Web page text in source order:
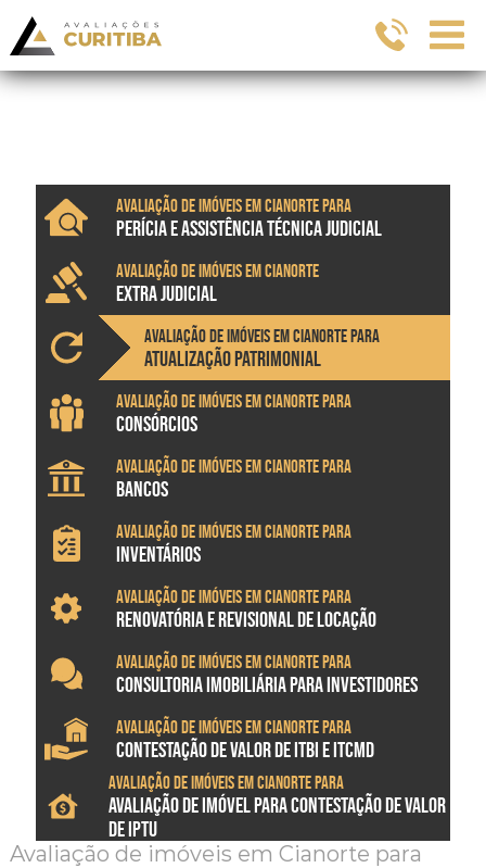
Avaliação de imóveis em Cianorte para
PERÍCIA E ASSISTÊNCIA TÉCNICA JUDICIAL
Avaliação de imóveis em Cianorte
EXTRA JUDICIAL
Avaliação de imóveis em Cianorte para
ATUALIZAÇÃO PATRIMONIAL
Avaliação de imóveis em Cianorte para
CONSÓRCIOS
Avaliação de imóveis em Cianorte para
BANCOS
Avaliação de imóveis em Cianorte para
INVENTÁRIOS
Avaliação de imóveis em Cianorte para
RENOVATÓRIA E REVISIONAL DE LOCAÇÃO
Avaliação de imóveis em Cianorte para
CONSULTORIA IMOBILIÁRIA PARA INVESTIDORES
Avaliação de imóveis em Cianorte para
CONTESTAÇÃO DE VALOR DE ITBI E ITCMD
Avaliação de imóveis em Cianorte para
AVALIAÇÃO DE IMÓVEL PARA CONTESTAÇÃO DE VALOR
DE IPTU
Avaliação de imóveis em Cianorte para